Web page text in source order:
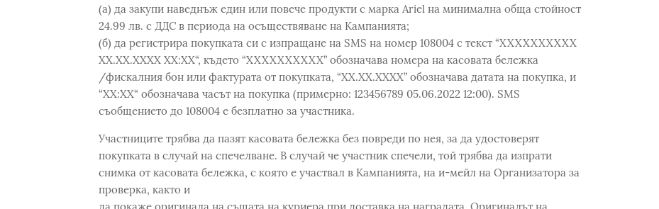
(а) да закупи наведнъж един или повече продукти с марка Ariel на минимална обща стойност
24.99 лв. с ДДС в периода на осъществяване на Кампанията;
(б) да регистрира покупката си с изпращане на SMS на номер 108004 с текст “XXXXXXXXXX
ХХ.ХХ.ХХХХ ХХ:ХХ“, където “XXXXXXXXXX” обозначава номера на касовата бележка
/фискалния бон или фактурата от покупката, “ХХ.ХХ.ХХХХ” обозначава датата на покупка, и
“ХХ:ХХ“ обозначава часът на покупка (примерно: 123456789 05.06.2022 12:00). SMS
съобщението до 108004 е безплатно за участника.
Участниците трябва да пазят касовата бележка без повреди по нея, за да удостоверят
покупката в случай на спечелване. В случай че участник спечели, той трябва да изпрати
снимка от касовата бележка, с която е участвал в Кампанията, на и-мейл на Организатора за
проверка, както и